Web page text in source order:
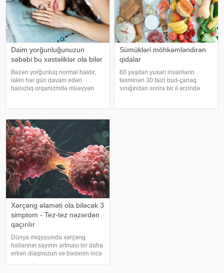
Daim yorğunluğunuzun
səbəbi bu xəstəliklər ola bilər
Bəzən yorğunluq normal haldır,
lakin hər gün davam edən
halsızlıq orqanizmdə müəyyən
qan azlığı, qalxanabənzər vəz
xəstəlikləri, şəkərl
Sümükləri möhkəmləndirən
qidalar
60 yaşdan yuxarı insanların
təxminən 30 faizi bud-çanaq
sınığından sonra bir il ərzində
Xərçəng əlaməti ola biləcək 3
simptom - Tez-tez nəzərdən
qaçırılır
Dünya miqyasında xərçəng
hallarının sayının artması bir daha
erkən diaqnozun və bədənin incə